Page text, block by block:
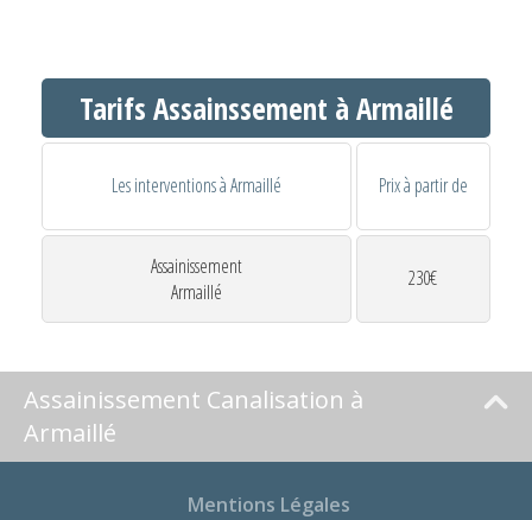
Tarifs Assainssement à Armaillé
Les interventions à Armaillé Prix à partir de
Assainissement
Armaillé
230€
Assainissement Canalisation à
Armaillé
Mentions Légales